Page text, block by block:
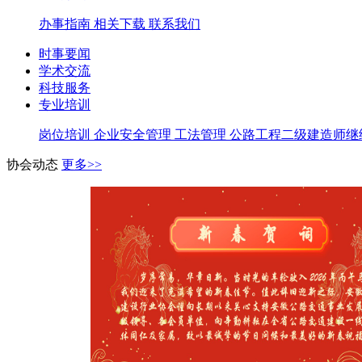
办事指南 相关下载 联系我们
时事要闻
学术交流
科技服务
专业培训
岗位培训 企业安全管理 工法管理 公路工程二级建造师继
协会动态 更多>>